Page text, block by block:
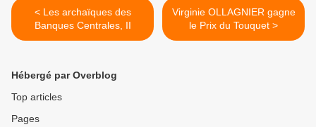
< Les archaïques des
Banques Centrales, II
Virginie OLLAGNIER gagne
le Prix du Touquet >
Hébergé par Overblog
Top articles
Pages